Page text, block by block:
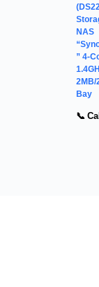
NAS
” 4-
2MB/
Bay
📞